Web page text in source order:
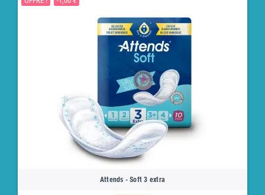
Attends - Soft 3 extra